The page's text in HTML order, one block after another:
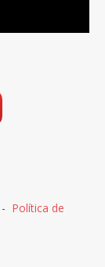
- Política de